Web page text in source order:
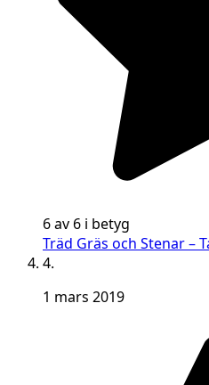
6 av 6 i betyg
Träd Gräs och Stenar –
4.
1 mars 2019